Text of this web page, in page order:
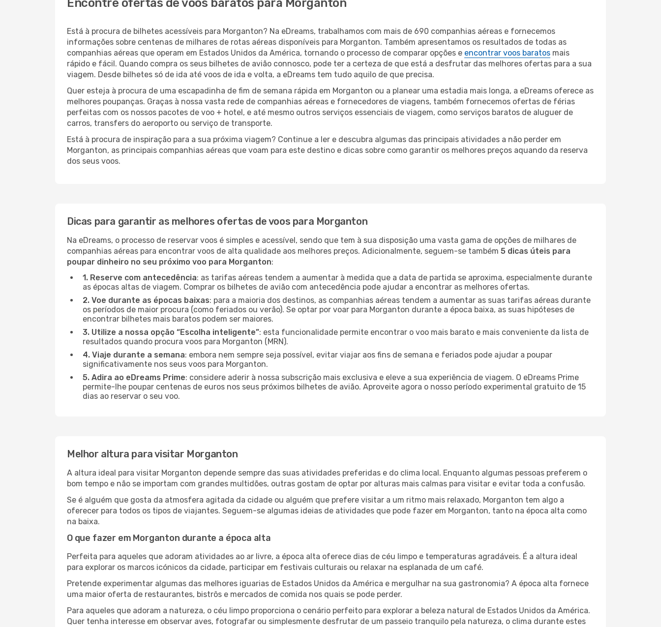
Encontre ofertas de voos baratos para Morganton
Está à procura de bilhetes acessíveis para Morganton? Na eDreams, trabalhamos com mais de 690 companhias aéreas e fornecemos
informações sobre centenas de milhares de rotas aéreas disponíveis para Morganton. Também apresentamos os resultados de todas as
companhias aéreas que operam em Estados Unidos da América, tornando o processo de comparar opções e encontrar voos baratos mais
rápido e fácil. Quando compra os seus bilhetes de avião connosco, pode ter a certeza de que está a desfrutar das melhores ofertas para a sua
viagem. Desde bilhetes só de ida até voos de ida e volta, a eDreams tem tudo aquilo de que precisa.
Quer esteja à procura de uma escapadinha de fim de semana rápida em Morganton ou a planear uma estadia mais longa, a eDreams oferece as
melhores poupanças. Graças à nossa vasta rede de companhias aéreas e fornecedores de viagens, também fornecemos ofertas de férias
perfeitas com os nossos pacotes de voo + hotel, e até mesmo outros serviços essenciais de viagem, como serviços baratos de aluguer de
carros, transfers do aeroporto ou serviço de transporte.
Está à procura de inspiração para a sua próxima viagem? Continue a ler e descubra algumas das principais atividades a não perder em
Morganton, as principais companhias aéreas que voam para este destino e dicas sobre como garantir os melhores preços aquando da reserva
dos seus voos.
Dicas para garantir as melhores ofertas de voos para Morganton
Na eDreams, o processo de reservar voos é simples e acessível, sendo que tem à sua disposição uma vasta gama de opções de milhares de
companhias aéreas para encontrar voos de alta qualidade aos melhores preços. Adicionalmente, seguem-se também 5 dicas úteis para
poupar dinheiro no seu próximo voo para Morganton:
1. Reserve com antecedência: as tarifas aéreas tendem a aumentar à medida que a data de partida se aproxima, especialmente durante
as épocas altas de viagem. Comprar os bilhetes de avião com antecedência pode ajudar a encontrar as melhores ofertas.
2. Voe durante as épocas baixas: para a maioria dos destinos, as companhias aéreas tendem a aumentar as suas tarifas aéreas durante
os períodos de maior procura (como feriados ou verão). Se optar por voar para Morganton durante a época baixa, as suas hipóteses de
encontrar bilhetes mais baratos podem ser maiores.
3. Utilize a nossa opção “Escolha inteligente”: esta funcionalidade permite encontrar o voo mais barato e mais conveniente da lista de
resultados quando procura voos para Morganton (MRN).
4. Viaje durante a semana: embora nem sempre seja possível, evitar viajar aos fins de semana e feriados pode ajudar a poupar
significativamente nos seus voos para Morganton.
5. Adira ao eDreams Prime: considere aderir à nossa subscrição mais exclusiva e eleve a sua experiência de viagem. O eDreams Prime
permite-lhe poupar centenas de euros nos seus próximos bilhetes de avião. Aproveite agora o nosso período experimental gratuito de 15
dias ao reservar o seu voo.
Melhor altura para visitar Morganton
A altura ideal para visitar Morganton depende sempre das suas atividades preferidas e do clima local. Enquanto algumas pessoas preferem o
bom tempo e não se importam com grandes multidões, outras gostam de optar por alturas mais calmas para visitar e evitar toda a confusão.
Se é alguém que gosta da atmosfera agitada da cidade ou alguém que prefere visitar a um ritmo mais relaxado, Morganton tem algo a
oferecer para todos os tipos de viajantes. Seguem-se algumas ideias de atividades que pode fazer em Morganton, tanto na época alta como
na baixa.
O que fazer em Morganton durante a época alta
Perfeita para aqueles que adoram atividades ao ar livre, a época alta oferece dias de céu limpo e temperaturas agradáveis. É a altura ideal
para explorar os marcos icónicos da cidade, participar em festivais culturais ou relaxar na esplanada de um café.
Pretende experimentar algumas das melhores iguarias de Estados Unidos da América e mergulhar na sua gastronomia? A época alta fornece
uma maior oferta de restaurantes, bistrôs e mercados de comida nos quais se pode perder.
Para aqueles que adoram a natureza, o céu limpo proporciona o cenário perfeito para explorar a beleza natural de Estados Unidos da América.
Quer tenha interesse em observar aves, fotografar ou simplesmente desfrutar de um passeio tranquilo pela natureza, o clima durante estes